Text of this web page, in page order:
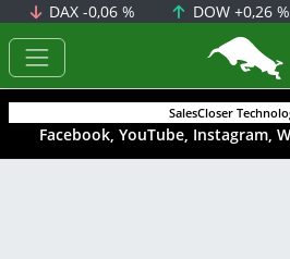
DAX-0,06 % DOW +0,26 %
SalesCloser
Facebook, YouTube, Instagram,